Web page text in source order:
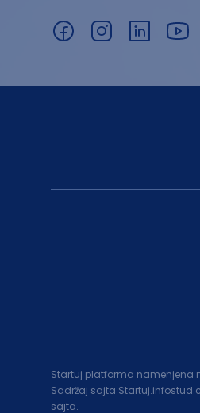
Startuj platforma namenjena
Sadržaj sajta
sajta.